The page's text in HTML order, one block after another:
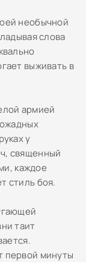
необычной
слова
выживать в
армией
у
священный
каждое
стиль боя.
таит
первой минуты